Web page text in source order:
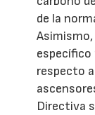
de la
específico
respecto
Directiva